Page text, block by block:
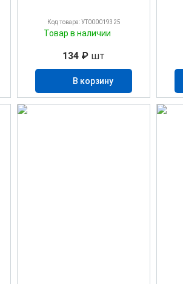
Код товара: УТ000019325
Товар в наличии
134 ₽ шт
В корзину